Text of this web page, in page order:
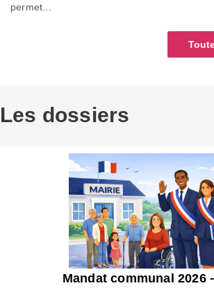
permet...
Les dossiers
Mandat communal 2026